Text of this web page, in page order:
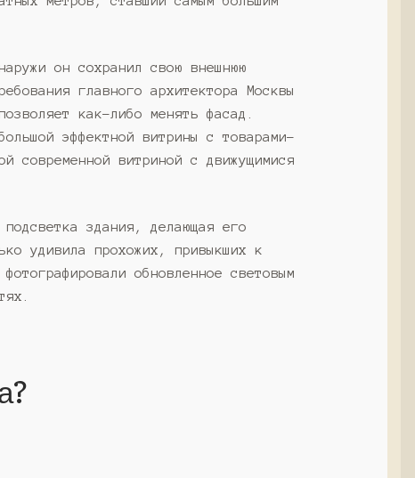
он сохранил свою внешнюю
главного архитектора Москвы
как-либо менять фасад.
эффектной витрины с товарами-
современной витриной с движущимися
здания, делающая его
удивила прохожих, привыкших к
обновленное световым